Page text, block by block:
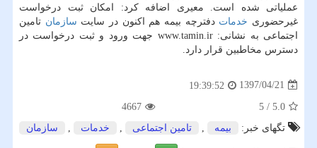
عملیاتی شده است. معیری اضافه كرد: امكان ثبت درخواست
غیرحضوری خدمات دفترچه بیمه هم اكنون در سایت سازمان تامین
اجتماعی به نشانی: www.tamin.ir جهت ورود و ثبت درخواست در
دسترس مخاطبین قرار دارد.
1397/04/21
19:39:52
5.0
/
5
4667
تگهای خبر:
بیمه , تامین اجتماعی , خدمات , سازمان